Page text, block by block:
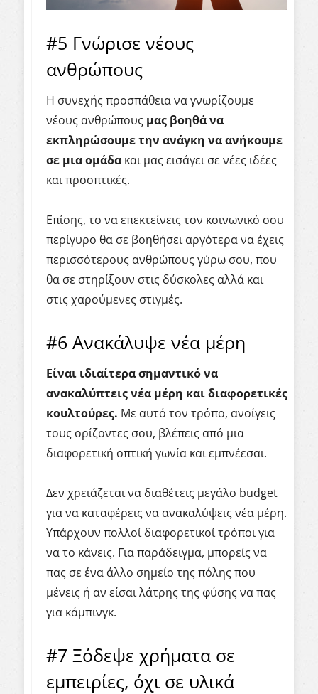
#5 Γνώρισε νέους
ανθρώπους
Η συνεχής προσπάθεια να γνωρίζουμε
νέους ανθρώπους μας βοηθά να
εκπληρώσουμε την ανάγκη να ανήκουμε
σε μια ομάδα και μας εισάγει σε νέες ιδέες
και προοπτικές.
Επίσης, το να επεκτείνεις τον κοινωνικό σου
περίγυρο θα σε βοηθήσει αργότερα να έχεις
περισσότερους ανθρώπους γύρω σου, που
θα σε στηρίξουν στις δύσκολες αλλά και
στις χαρούμενες στιγμές.
#6 Ανακάλυψε νέα μέρη
Είναι ιδιαίτερα σημαντικό να
ανακαλύπτεις νέα μέρη και διαφορετικές
κουλτούρες. Με αυτό τον τρόπο, ανοίγεις
τους ορίζοντες σου, βλέπεις από μια
διαφορετική οπτική γωνία και εμπνέεσαι.
Δεν χρειάζεται να διαθέτεις μεγάλο budget
για να καταφέρεις να ανακαλύψεις νέα μέρη.
Υπάρχουν πολλοί διαφορετικοί τρόποι για
να το κάνεις. Για παράδειγμα, μπορείς να
πας σε ένα άλλο σημείο της πόλης που
μένεις ή αν είσαι λάτρης της φύσης να πας
για κάμπινγκ.
#7 Ξόδεψε χρήματα σε
εμπειρίες, όχι σε υλικά